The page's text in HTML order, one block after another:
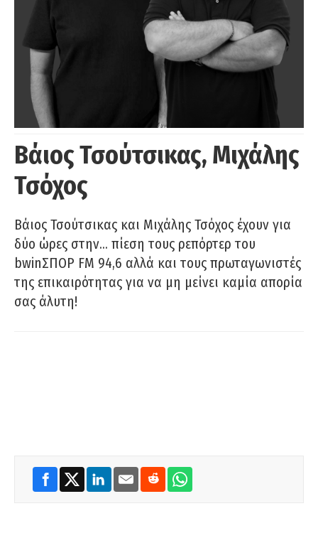
Βάιος Τσούτσικας, Μιχάλης
Τσόχος
Βάιος Τσούτσικας και Μιχάλης Τσόχος έχουν για
δύο ώρες στην… πίεση τους ρεπόρτερ του
bwinΣΠΟΡ FM 94,6 αλλά και τους πρωταγωνιστές
της επικαιρότητας για να μη μείνει καμία απορία
σας άλυτη!